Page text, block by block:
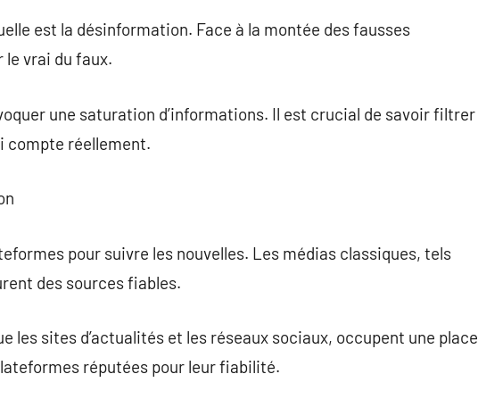
est la désinformation. Face à la montée des fausses
le vrai du faux.
une saturation d’informations. Il est crucial de savoir filtrer
compte réellement.
pour suivre les nouvelles. Les médias classiques, tels
des sources fiables.
les sites d’actualités et les réseaux sociaux, occupent une place
réputées pour leur fiabilité.